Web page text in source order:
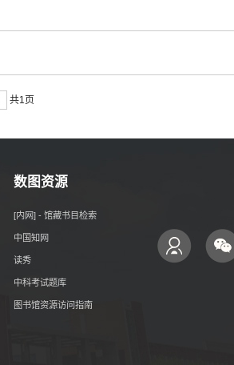
共1页
数图资源
[内网] - 馆藏书目检索
中国知网
读秀
中科考试题库
图书馆资源访问指南